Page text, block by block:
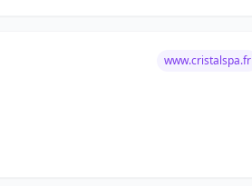
www.cristalspa.fr